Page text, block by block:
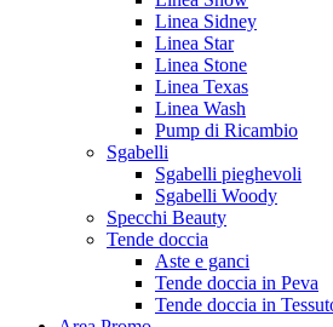
Linea Sidney
Linea Star
Linea Stone
Linea Texas
Linea Wash
Pump di Ricambio
Sgabelli
Sgabelli pieghevoli
Sgabelli Woody
Specchi Beauty
Tende doccia
Aste e ganci
Tende doccia in Peva
Tende doccia in